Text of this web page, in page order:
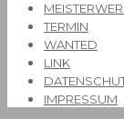
TERMIN
WANTED
LINK
IMPRESSUM